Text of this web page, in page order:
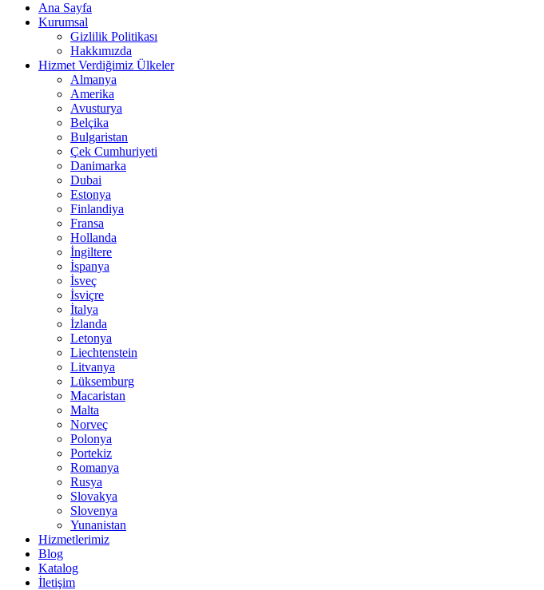
Ana Sayfa
Kurumsal
Gizlilik Politikası
Hakkımızda
Hizmet Verdiğimiz Ülkeler
Almanya
Amerika
Avusturya
Belçika
Bulgaristan
Çek Cumhuriyeti
Danimarka
Dubai
Estonya
Finlandiya
Fransa
Hollanda
İngiltere
İspanya
İsveç
İsviçre
İtalya
İzlanda
Letonya
Liechtenstein
Litvanya
Lüksemburg
Macaristan
Malta
Norveç
Polonya
Portekiz
Romanya
Rusya
Slovakya
Slovenya
Yunanistan
Hizmetlerimiz
Blog
Katalog
İletişim